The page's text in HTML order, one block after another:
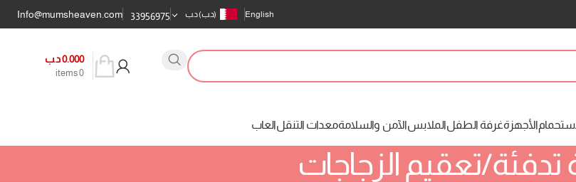
English (د.ب)د.ب 33956975
Info@mumsheaven.com
0
items
0.000د.ب
الأجهزةغرفة الطفلالملابسالآمن والسلامةمعدات التنقلالعاب
تدفئة/تعقيم الزجاجات